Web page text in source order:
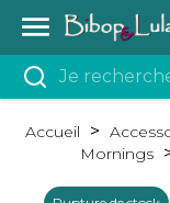

Accueil
Mornings